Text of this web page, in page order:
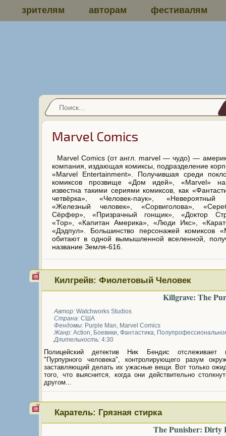
зрителям авторам фестивалям
Marvel Comics
Marvel Comics (от англ. marvel — чудо) —
компания, издающая комиксы, подразделение
«Marvel Entertainment». Получившая среди
комиксов прозвище «Дом идей», «Marvel»
известна такими сериями комиксов, как
четвёрка», «Человек-паук», «Невероятный
«Железный человек», «Сорвиголова»,
Сёрфер», «Призрачный гонщик», «Доктор
«Тор», «Капитан Америка», «Люди Икс»,
«Дэдпул». Большинство персонажей комиксов
обитают в одной вымышленной вселенной,
название Земля-616.
Килгрейв: Фиолетовый Человек
Killgrave: The
Автор: Watchworks Studios
Страна: США
Фендомы: Purple Man, Marvel Comics
Жанр: Action, Боевики, Фантастика,
Длительность: 4:30
Полицейский детектив Ник Бендис отслеживает
"Пурпурного человека", контролирующего разум
заставляющий делать их ужасные вещи. Вот только
того, что выяснится, когда они действительно
другом...
Каратель: Грязная стирка
The Punisher: Dirty